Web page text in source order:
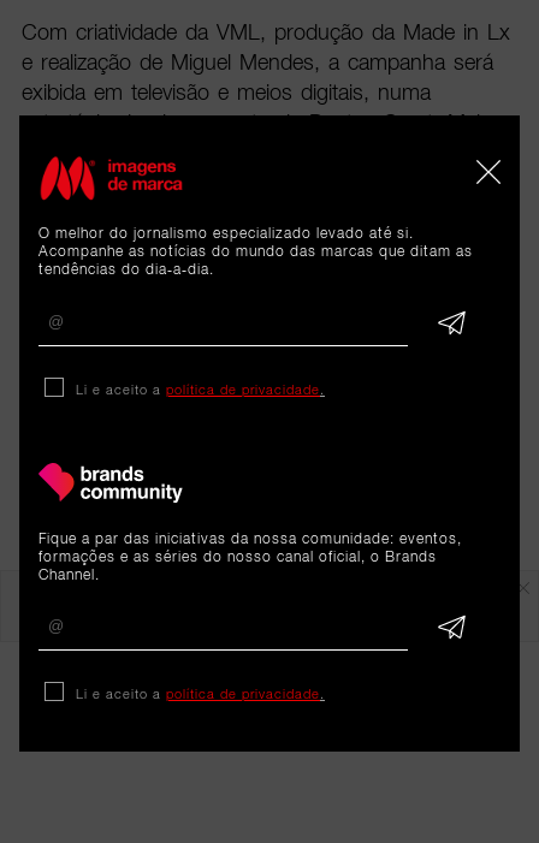
Com criatividade da VML, produção da Made in Lx
e realização de Miguel Mendes, a campanha será
exibida em televisão e meios digitais, numa
estratégia de planeamento da Dentsu-Carat. Mais
do que publicidade, esta ação posiciona a
Vodafone como uma voz ativa na defesa da
inspirar respeito e combater discursos de ódio.
O melhor do jornalismo especializado levado até si.
Acompanhe as notícias do mundo das marcas que ditam as
tendências do dia-a-dia.
Li e aceito a política de privacidade
Fique a par das iniciativas da nossa comunidade: eventos,
formações e as séries do nosso canal oficial, o Brands
Channel.
Li e aceito a política de privacidade